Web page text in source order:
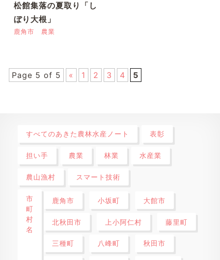
松館集落の夏取り「し
ぼり大根」
鹿角市 農業
Page 5 of 5 « 1 2 3 4 5
すべてのあきた農林水産ノート 表彰
担い手 農業 林業 水産業
農山漁村 スマート技術
市
町
村
名
鹿角市 小坂町 大館市
北秋田市 上小阿仁村 藤里町
三種町 八峰町 秋田市